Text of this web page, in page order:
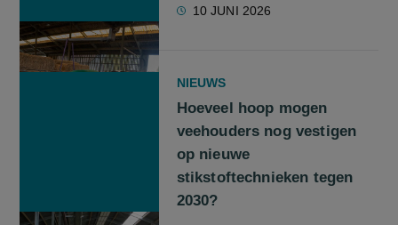
10 JUNI 2026
NIEUWS
Hoeveel hoop mogen
veehouders nog vestigen
op nieuwe
stikstoftechnieken tegen
2030?